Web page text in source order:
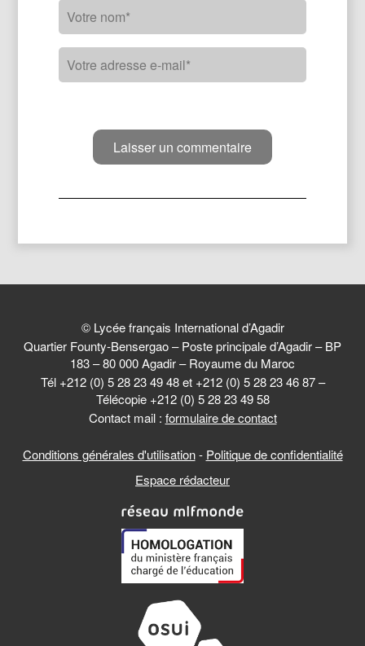
© Lycée français International d’Agadir
Quartier Founty-Bensergao – Poste principale d’Agadir – BP
183 – 80 000 Agadir – Royaume du Maroc
Tél +212 (0) 5 28 23 49 48 et +212 (0) 5 28 23 46 87 –
Télécopie +212 (0) 5 28 23 49 58
Contact mail : formulaire de contact
Conditions générales d'utilisation- Politique de confidentialité
Espace rédacteur